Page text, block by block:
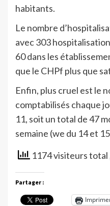
habitants.
Le nombre
avec 303
60 dans les
que le CHPf plus que
Enfin, plus cruel est le
comptabilisés chaque
11, soit un total de 47
semaine (we du 14 et
1174 visiteurs total
Partager :